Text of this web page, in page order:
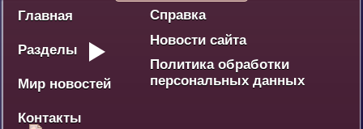
Главная
Разделы
Политика
Экономика
Социум
Культура
Дебют
Победа - наше наследие
Ваше мнение
Разное
Мир новостей
Контакты
Справка
Новости сайта
Политика обработки
персональных данных